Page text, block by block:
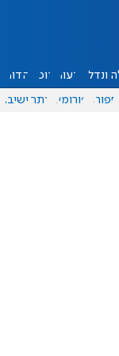
ונדל"ן דעות אוכל יהדות
ספורט פורומים אתר ישיבה